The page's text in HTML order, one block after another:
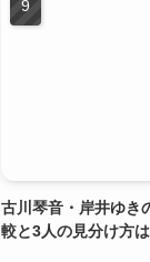
古川琴音・岸井ゆき
較と3人の見分け方は